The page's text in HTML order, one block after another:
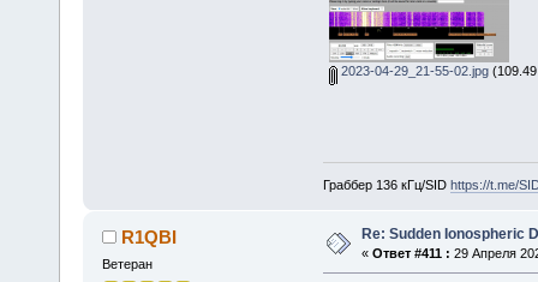
2023-04-29_21-55-02.jpg(109.49
Граббер 136 кГц/SID https://t.me/
R1QBI
Ветеран
Re: Sudden Ionospheric
« Ответ #411 : 29 Апреля